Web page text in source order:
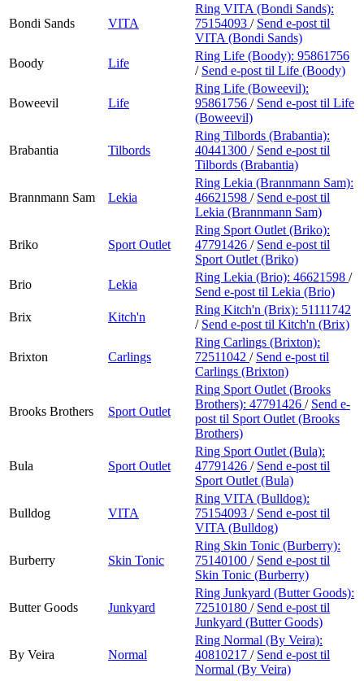
Bondi Sands VITA
Ring VITA (Bondi Sands):
75154093 / Send e-post til
VITA (Bondi Sands)
Boody
Life
Ring Life (Boody): 95861756
/ Send e-post til Life (Boody)
Boweevil Life
Ring Life (Boweevil):
95861756 / Send e-post til Life
(Boweevil)
Brabantia Tilbords
Ring Tilbords (Brabantia):
40441300 / Send e-post til
Tilbords (Brabantia)
Brannmann Sam Lekia
Ring Lekia (Brannmann Sam):
46621598 / Send e-post til
Lekia (Brannmann Sam)
Briko Sport Outlet
Ring Sport Outlet (Briko):
47791426 / Send e-post til
Sport Outlet (Briko)
Brio
Lekia
Ring Lekia (Brio): 46621598 /
Send e-post til Lekia (Brio)
Brix
Kitch'n
Ring Kitch'n (Brix): 51111742
/ Send e-post til Kitch'n (Brix)
Brixton Carlings
Ring Carlings (Brixton):
72511042 / Send e-post til
Carlings (Brixton)
Brooks Brothers Sport Outlet
Ring Sport Outlet (Brooks
Brothers): 47791426 / Send e-
post til Sport Outlet (Brooks
Brothers)
Bula Sport Outlet
Ring Sport Outlet (Bula):
47791426 / Send e-post til
Sport Outlet (Bula)
Bulldog VITA
Ring VITA (Bulldog):
75154093 / Send e-post til
VITA (Bulldog)
Burberry Skin Tonic
Ring Skin Tonic (Burberry):
75140100 / Send e-post til
Skin Tonic (Burberry)
Butter Goods Junkyard
Ring Junkyard (Butter Goods):
72510180 / Send e-post til
Junkyard (Butter Goods)
By Veira Normal
Ring Normal (By Veira):
40810217 / Send e-post til
Normal (By Veira)